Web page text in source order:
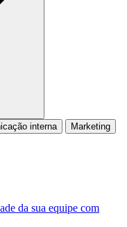
interna Marketing
da sua equipe com